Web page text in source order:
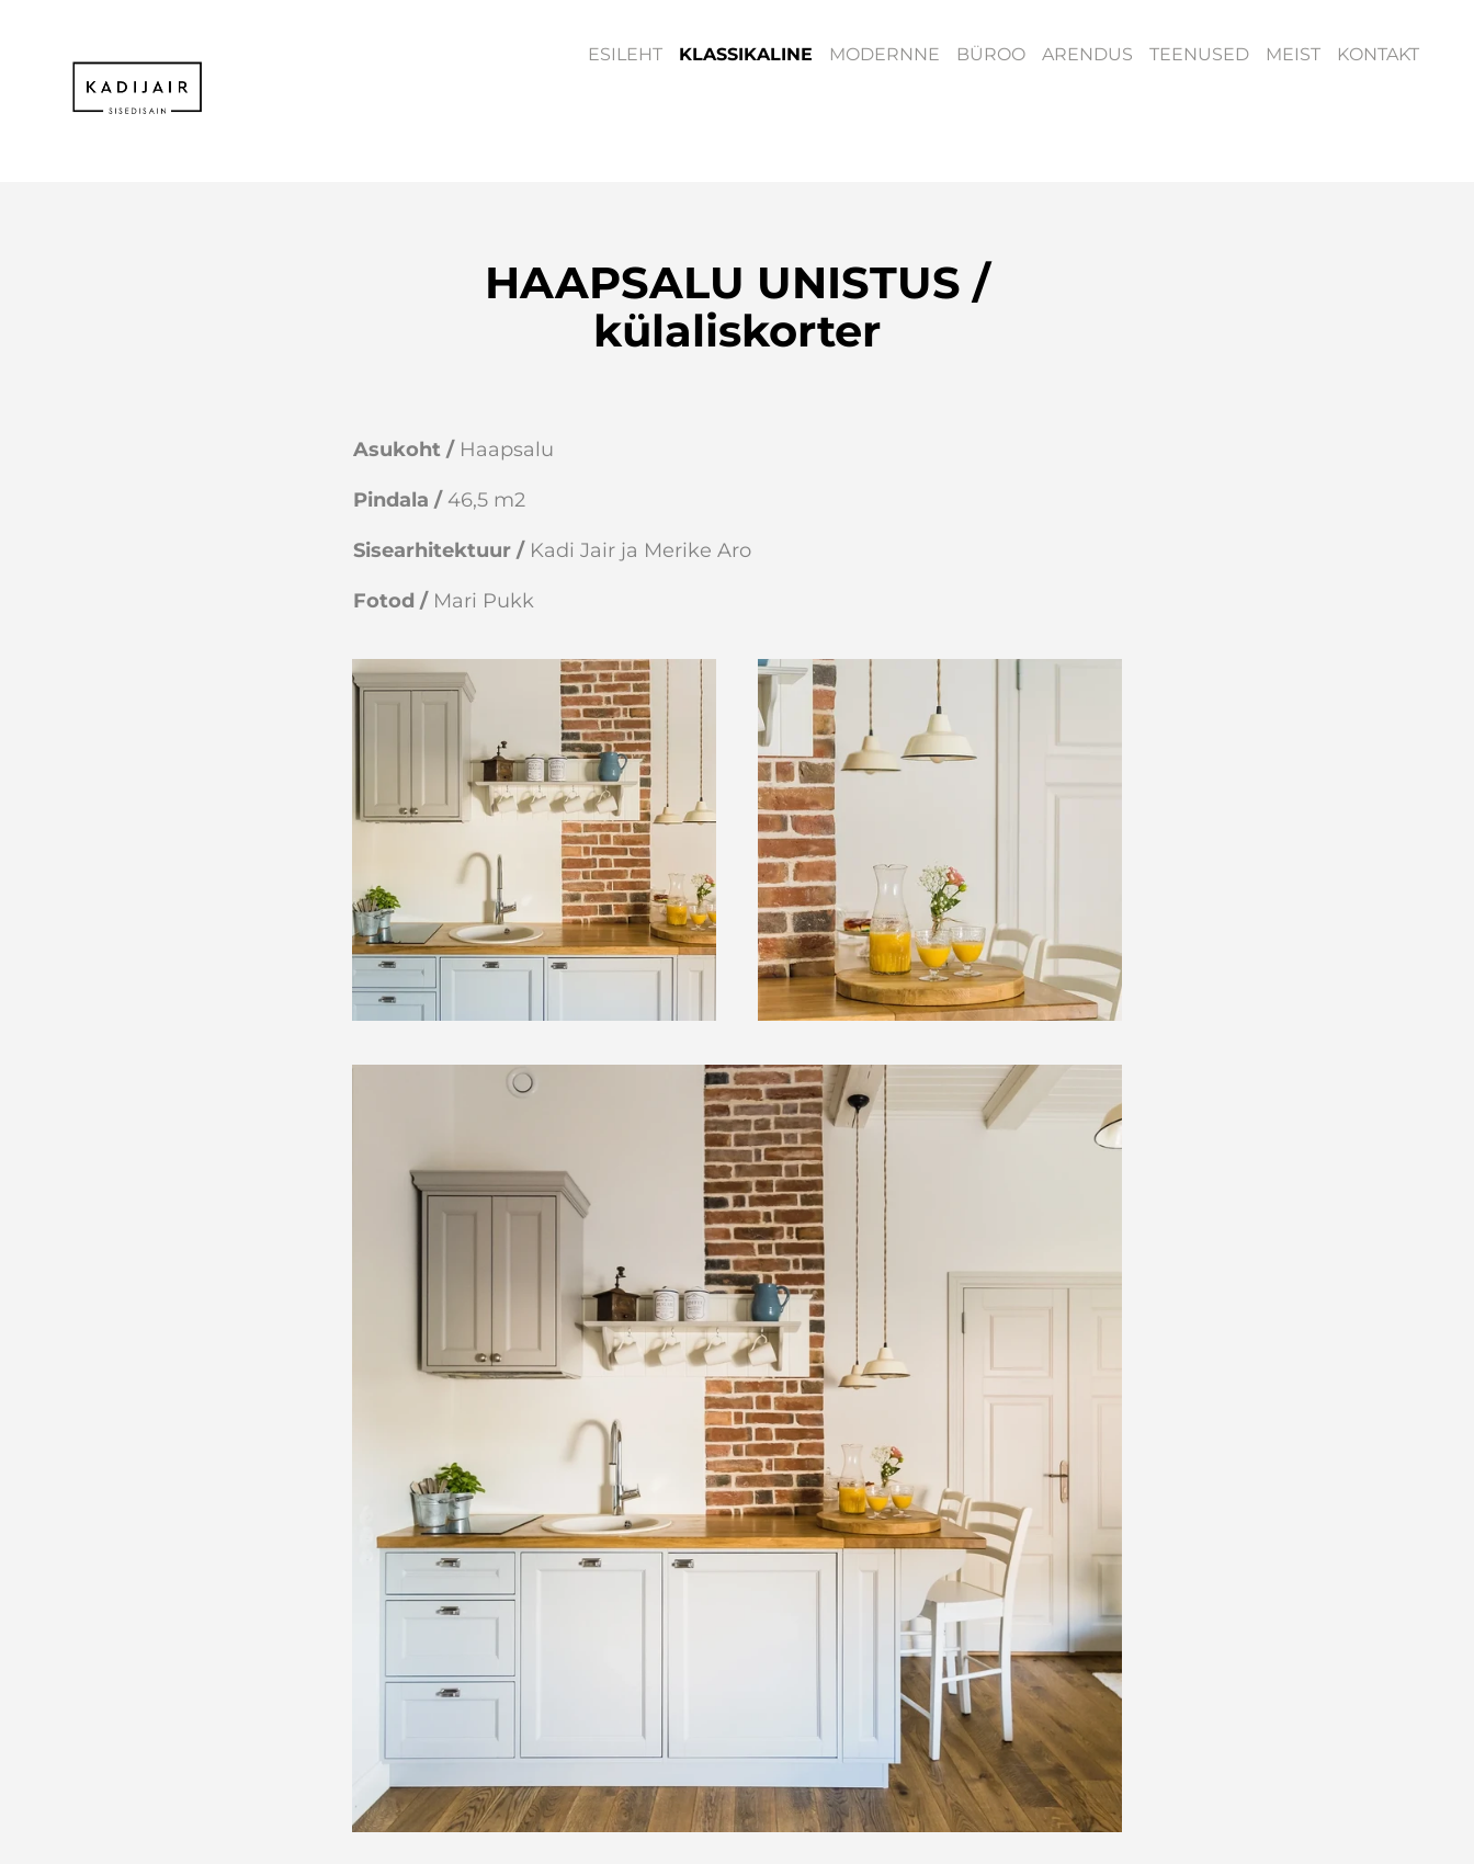
ESILEHT KLASSIKALINE MODERNNE BÜROO ARENDUS TEENUSED MEIST KONTAKT
HAAPSALU UNISTUS /
külaliskorter
Asukoht /Haapsalu
Pindala / 46,5 m2
Sisearhitektuur / Kadi Jair ja Merike Aro
Fotod / Mari Pukk